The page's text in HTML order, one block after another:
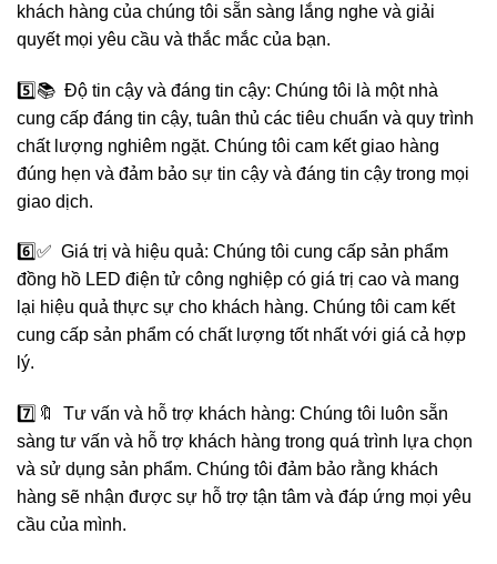
khách hàng của chúng tôi sẵn sàng lắng nghe và giải
quyết mọi yêu cầu và thắc mắc của bạn.
5️⃣📚 Độ tin cậy và đáng tin cậy: Chúng tôi là một nhà
cung cấp đáng tin cậy, tuân thủ các tiêu chuẩn và quy trình
chất lượng nghiêm ngặt. Chúng tôi cam kết giao hàng
đúng hẹn và đảm bảo sự tin cậy và đáng tin cậy trong mọi
giao dịch.
6️⃣✅ Giá trị và hiệu quả: Chúng tôi cung cấp sản phẩm
đồng hồ LED điện tử công nghiệp có giá trị cao và mang
lại hiệu quả thực sự cho khách hàng. Chúng tôi cam kết
cung cấp sản phẩm có chất lượng tốt nhất với giá cả hợp
lý.
7️⃣🔖 Tư vấn và hỗ trợ khách hàng: Chúng tôi luôn sẵn
sàng tư vấn và hỗ trợ khách hàng trong quá trình lựa chọn
và sử dụng sản phẩm. Chúng tôi đảm bảo rằng khách
hàng sẽ nhận được sự hỗ trợ tận tâm và đáp ứng mọi yêu
cầu của mình.